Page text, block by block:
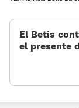
El Betis
el presente